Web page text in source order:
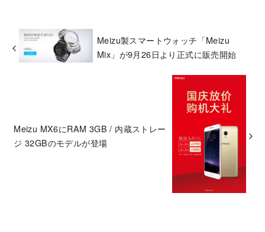
Meizu製スマートウォッチ「Meizu
Mix」が9月26日より正式に販売開始
Meizu MX6にRAM 3GB / 内蔵ストレー
ジ 32GBのモデルが登場